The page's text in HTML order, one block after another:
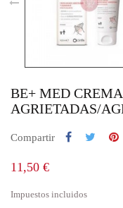
BE+ MED
AGRIETADAS/
Compartir
11,50 €
Impuestos incluidos